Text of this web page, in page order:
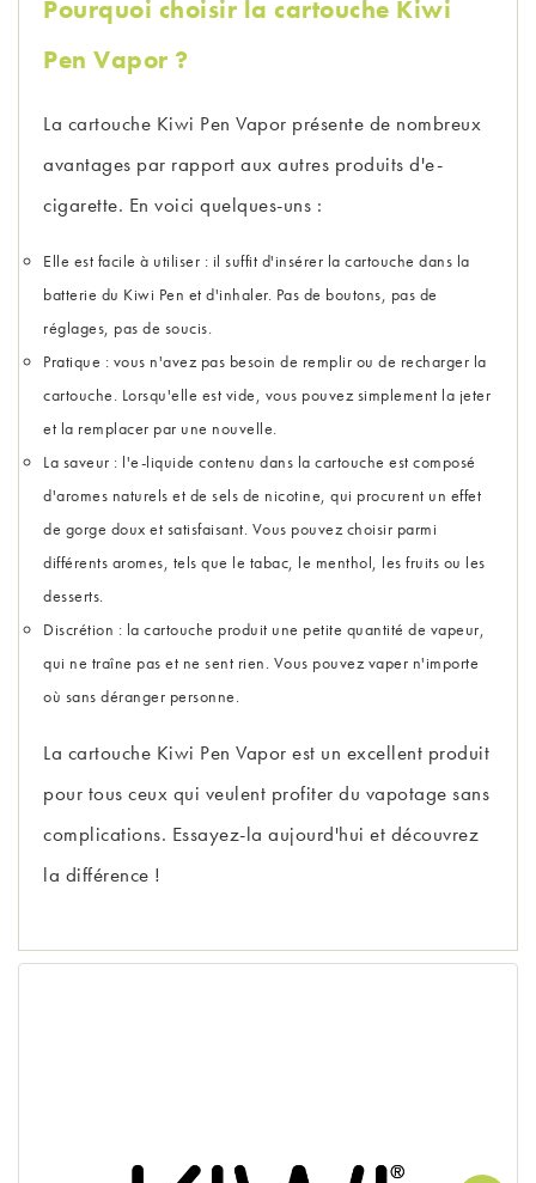
Pourquoi choisir la cartouche Kiwi
Pen Vapor ?
La cartouche Kiwi Pen Vapor présente de nombreux
avantages par rapport aux autres produits d'e-
cigarette. En voici quelques-uns :
Elle est facile à utiliser : il suffit d'insérer la cartouche dans la
batterie du Kiwi Pen et d'inhaler. Pas de boutons, pas de
réglages, pas de soucis.
Pratique : vous n'avez pas besoin de remplir ou de recharger la
cartouche. Lorsqu'elle est vide, vous pouvez simplement la jeter
et la remplacer par une nouvelle.
La saveur : l'e-liquide contenu dans la cartouche est composé
d'aromes naturels et de sels de nicotine, qui procurent un effet
de gorge doux et satisfaisant. Vous pouvez choisir parmi
différents aromes, tels que le tabac, le menthol, les fruits ou les
desserts.
Discrétion : la cartouche produit une petite quantité de vapeur,
qui ne traîne pas et ne sent rien. Vous pouvez vaper n'importe
où sans déranger personne.
La cartouche Kiwi Pen Vapor est un excellent produit
pour tous ceux qui veulent profiter du vapotage sans
complications. Essayez-la aujourd'hui et découvrez
la différence !